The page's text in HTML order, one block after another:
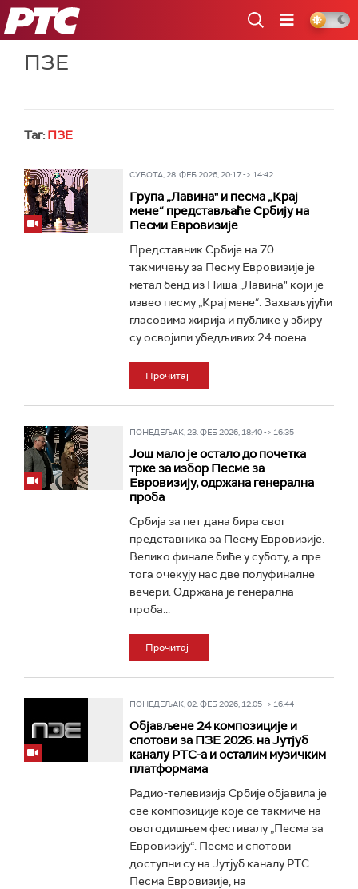
РТС
ПЗЕ
Таг: ПЗЕ
СУБОТА, 28. ФЕБ 2026, 20:17 -> 14:42
Група „Лавина" и песма „Крај
мене“ представљаће Србију на
Песми Евровизије
Представник Србије на 70.
такмичењу за Песму Евровизије је
метал бенд из Ниша „Лавина" који је
извео песму „Крај мене“. Захваљујући
гласовима жирија и публике у збиру
су освојили убедљивих 24 поена...
Прочитај
ПОНЕДЕЉАК, 23. ФЕБ 2026, 18:40 -> 16:35
Још мало је остало до почетка
трке за избор Песме за
Евровизију, одржана генерална
проба
Србија за пет дана бира свог
представника за Песму Евровизије.
Велико финале биће у суботу, а пре
тога очекују нас две полуфиналне
вечери. Одржана је генерална
проба...
Прочитај
ПОНЕДЕЉАК, 02. ФЕБ 2026, 12:05 -> 16:44
Објављене 24 композиције и
спотови за ПЗЕ 2026. на Јутјуб
каналу РТС-а и осталим музичким
платформама
Радио-телевизија Србије објавила је
све композиције које се такмиче на
овогодишњем фестивалу „Песма за
Евровизију“. Песме и спотови
доступни су на Јутјуб каналу РТС
Песма Евровизије, на